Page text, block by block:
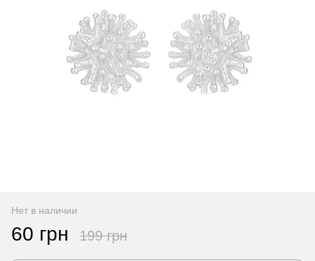
Нет в наличии
60 грн 199 грн